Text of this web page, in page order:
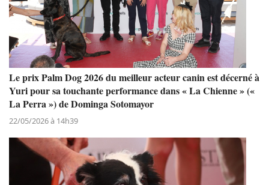
Le prix Palm Dog 2026 du meilleur acteur canin est décerné à
Yuri pour sa touchante performance dans « La Chienne » («
La Perra ») de Dominga Sotomayor
22/05/2026 à 14h39